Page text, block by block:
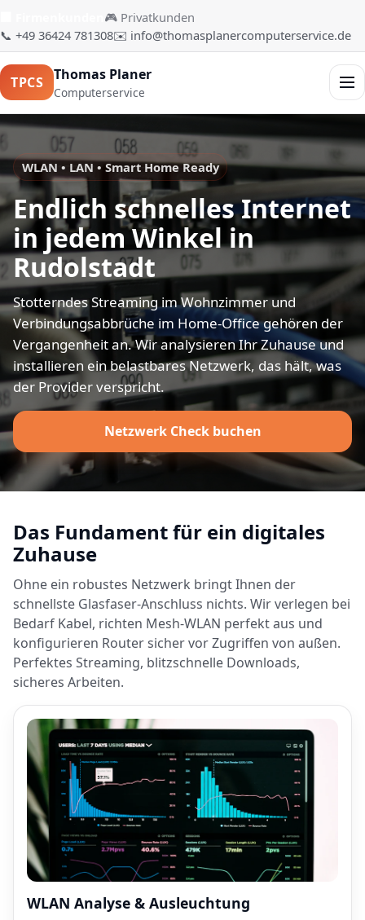
🎮 Privatkunden
📞 +49 36424 781308✉️ info@thomasplanercomputerservice.de
TPCS Thomas Planer
Computerservice
WLAN • LAN • Smart Home Ready
Endlich schnelles Internet
in jedem Winkel in
Rudolstadt
Stotterndes Streaming im Wohnzimmer und
Verbindungsabbrüche im Home-Office gehören der
Vergangenheit an. Wir analysieren Ihr Zuhause und
installieren ein belastbares Netzwerk, das hält, was
der Provider verspricht.
Netzwerk Check buchen
Das Fundament für ein digitales
Zuhause
Ohne ein robustes Netzwerk bringt Ihnen der
schnellste Glasfaser-Anschluss nichts. Wir verlegen bei
Bedarf Kabel, richten Mesh-WLAN perfekt aus und
konfigurieren Router sicher vor Zugriffen von außen.
Perfektes Streaming, blitzschnelle Downloads,
sicheres Arbeiten.
WLAN Analyse & Ausleuchtung